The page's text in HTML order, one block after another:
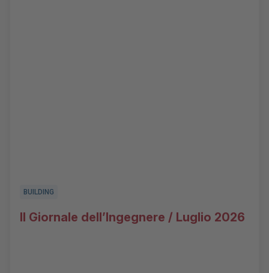
BUILDING
Il Giornale dell’Ingegnere / Luglio 2026